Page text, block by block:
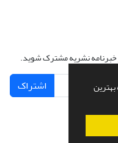
خبرنامه نشریه مشترک شوید.
اشتراک
ازسیناوب